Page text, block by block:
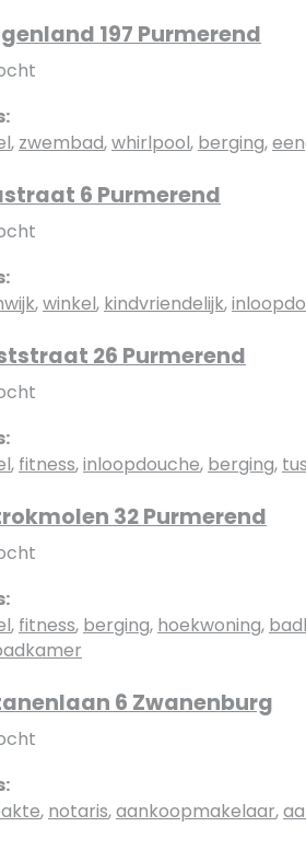
197 Purmerend
, zwembad,whirlpool, berging,
6 Purmerend
,winkel, kindvriendelijk,
26 Purmerend
, fitness,inloopdouche, berging,
32 Purmerend
, fitness, berging, hoekwoning,
6 Zwanenburg
, notaris,aankoopmakelaar,